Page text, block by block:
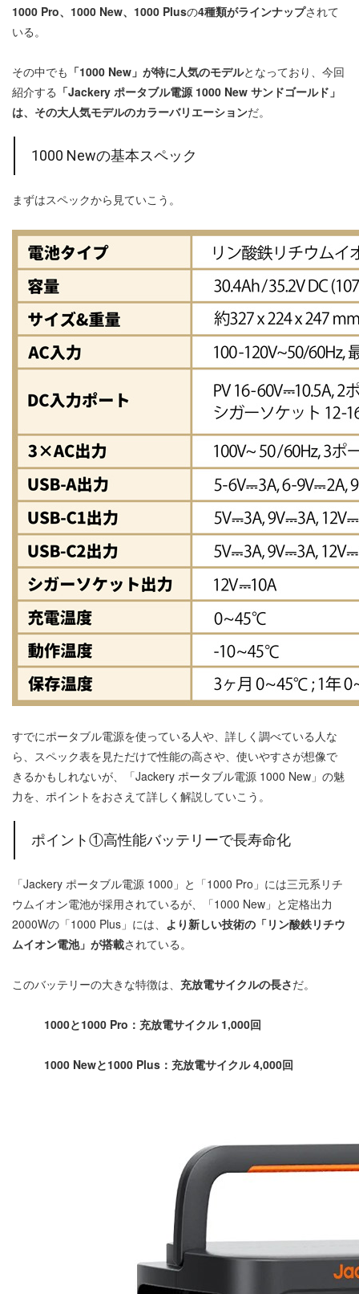
1000 Pro、1000 New、1000 Plusの4種類がラインナップされて
いる。
その中でも 「1000 New」が特に人気のモデルとなっており、今回
紹介する 「Jackery ポータブル電源 1000 New サンドゴールド」
は、その大人気モデルのカラーバリエーションだ。
1000 Newの基本スペック
まずはスペックから見ていこう。
すでにポータブル電源を使っている人や、詳しく調べている人な
ら、スペック表を見ただけで性能の高さや、使いやすさが想像で
きるかもしれないが、「Jackery ポータブル電源 1000 New」の魅
力を、ポイントをおさえて詳しく解説していこう。
ポイント①高性能バッテリーで長寿命化
「Jackery ポータブル電源 1000」と「1000 Pro」には三元系リチ
ウムイオン電池が採用されているが、「1000 New」と定格出力
2000Wの「1000 Plus」には、 より新しい技術の「リン酸鉄リチウ
ムイオン電池」が搭載されている。
このバッテリーの大きな特徴は、 充放電サイクルの長さだ。
1000と1000 Pro：充放電サイクル 1,000回
1000 Newと1000 Plus：充放電サイクル 4,000回